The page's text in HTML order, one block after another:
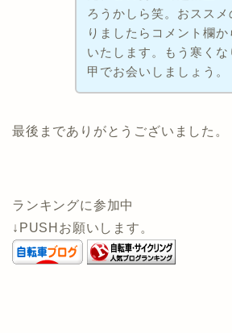
ろうかしら笑。おスス
りましたらコメント欄
いたします。もう寒く
甲でお会いしましょう。
最後までありがとうございました。
ランキングに参加中
↓PUSHお願いします。